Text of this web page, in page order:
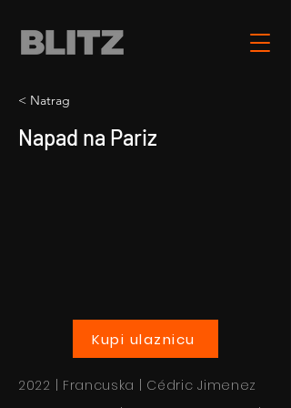
< Natrag
Napad na Pariz
Kupi ulaznicu
2022 | Francuska | Cédric Jimenez